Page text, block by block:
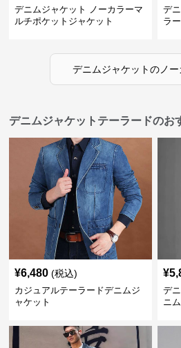
デニムジャケット ノーカラーマ
ルチポケットジャケット
デ
ラ
デニムジャケットのノー
デニムジャケットテーラードのお
¥6,480 (税込)
カジュアルテーラードデニムジ
ャケット
¥
デ
ニ